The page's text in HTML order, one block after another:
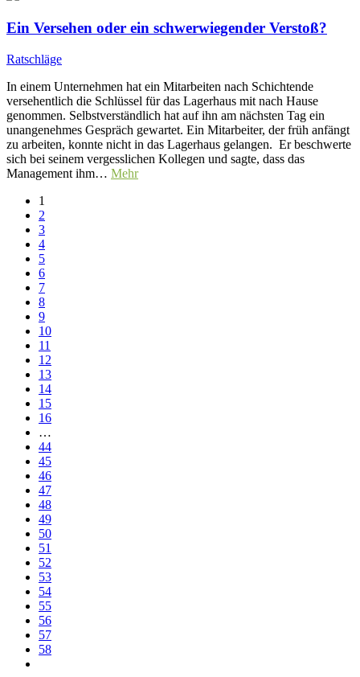
Ein Versehen oder ein schwerwiegender Verstoß?
Ratschläge
In einem Unternehmen hat ein Mitarbeiten nach Schichtende
versehentlich die Schlüssel für das Lagerhaus mit nach Hause
genommen. Selbstverständlich hat auf ihn am nächsten Tag ein
unangenehmes Gespräch gewartet. Ein Mitarbeiter, der früh anfängt
zu arbeiten, konnte nicht in das Lagerhaus gelangen. Er beschwerte
sich bei seinem vergesslichen Kollegen und sagte, dass das
Management ihm… Mehr
1
2
3
4
5
6
7
8
9
10
11
12
13
14
15
16
…
44
45
46
47
48
49
50
51
52
53
54
55
56
57
58